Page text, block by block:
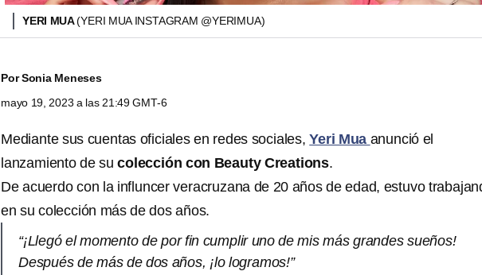
YERI MUA(YERI MUA INSTAGRAM @YERIMUA)
PorSonia Meneses
mayo 19, 2023 a las 21:49 GMT-6
Mediante sus cuentas oficiales en redes sociales, Yeri Mua anunció el
lanzamiento de su colección con Beauty Creations.
De acuerdo con la influncer veracruzana de 20 años de edad, estuvo
en su colección más de dos años.
“¡Llegó el momento de por fin cumplir uno de mis más grandes sueños!
Después de más de dos años, ¡lo logramos!”